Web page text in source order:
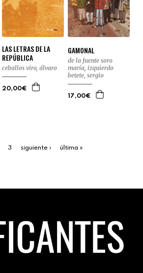
LAS LETRAS DE LA
REPÚBLICA
ceballos viro, álvaro
20,00€
GAMONAL
de la fuente soro
maría, izquierdo
betete, sergio
17,00€
3 siguiente › última »